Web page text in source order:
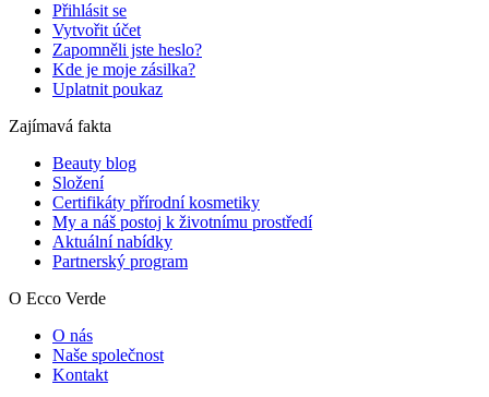
Přihlásit se
Vytvořit účet
Zapomněli jste heslo?
Kde je moje zásilka?
Uplatnit poukaz
Zajímavá fakta
Beauty blog
Složení
Certifikáty přírodní kosmetiky
My a náš postoj k životnímu prostředí
Aktuální nabídky
Partnerský program
O Ecco Verde
O nás
Naše společnost
Kontakt